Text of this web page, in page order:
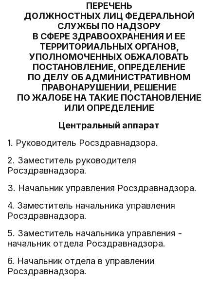
ПЕРЕЧЕНЬ
ДОЛЖНОСТНЫХ ЛИЦ ФЕДЕРАЛЬНОЙ
СЛУЖБЫ ПО НАДЗОРУ
В СФЕРЕ ЗДРАВООХРАНЕНИЯ И ЕЕ
ТЕРРИТОРИАЛЬНЫХ ОРГАНОВ,
УПОЛНОМОЧЕННЫХ ОБЖАЛОВАТЬ
ПОСТАНОВЛЕНИЕ, ОПРЕДЕЛЕНИЕ
ПО ДЕЛУ ОБ АДМИНИСТРАТИВНОМ
ПРАВОНАРУШЕНИИ, РЕШЕНИЕ
ПО ЖАЛОБЕ НА ТАКИЕ ПОСТАНОВЛЕНИЕ
ИЛИ ОПРЕДЕЛЕНИЕ
Центральный аппарат
1. Руководитель Росздравнадзора.
2. Заместитель руководителя
Росздравнадзора.
3. Начальник управления Росздравнадзора.
4. Заместитель начальника управления
Росздравнадзора.
5. Заместитель начальника управления -
начальник отдела Росздравнадзора.
6. Начальник отдела в управлении
Росздравнадзора.